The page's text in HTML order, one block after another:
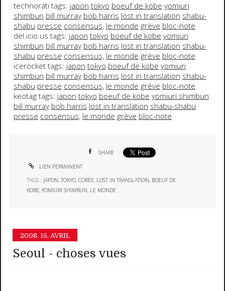
technorati tags: japon tokyo boeuf de kobe yomiuri
shimbun bill murray bob harris lost in translation shabu-
shabu presse consensus, le monde grève bloc-note
del.icio.us tags: japon tokyo boeuf de kobe yomiuri
shimbun bill murray bob harris lost in translation shabu-
shabu presse consensus, le monde grève bloc-note
icerocket tags: japon tokyo boeuf de kobe yomiuri
shimbun bill murray bob harris lost in translation shabu-
shabu presse consensus, le monde grève bloc-note
keotag tags: japon tokyo boeuf de kobe yomiuri shimbun
bill murray bob harris lost in translation shabu-shabu
presse consensus, le monde grève bloc-note
SHARE
LIEN PERMANENT
TAGS : JAPON,TOKYO,CORÉE, LOST IN TRANSLATION, BOEUF DE
KOBE,YOMIURI SHIMBUN, LE MONDE
2008. 15. AVRIL
Seoul - choses vues